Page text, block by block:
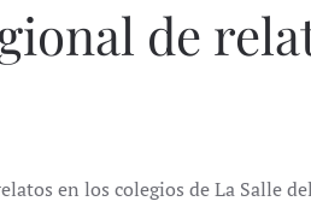
de
en los colegios de La Salle